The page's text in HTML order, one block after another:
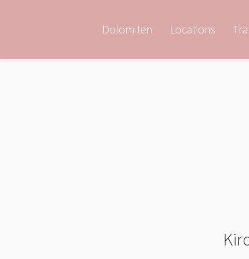
Dolomiten Locations